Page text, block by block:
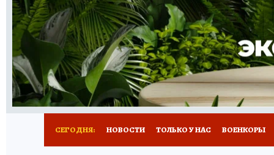
ПРЕСС-ЦЕНТР НЕДВИЖИМОСТЬ
РАДИО КП РЕКЛАМА ТЕСТЫ НОВОЕ
СЕГОДНЯ: НОВОСТИ ТОЛЬКО У НАС ВОЕНКОРЫ